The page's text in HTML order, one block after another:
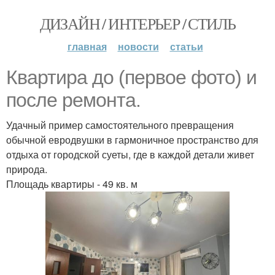
ДИЗАЙН / ИНТЕРЬЕР / СТИЛЬ
главная новости статьи
Квартира до (первое фото) и
после ремонта.
Удачный пример самостоятельного превращения
обычной евродвушки в гармоничное пространство для
отдыха от городской суеты, где в каждой детали живет
природа.
Площадь квартиры - 49 кв. м